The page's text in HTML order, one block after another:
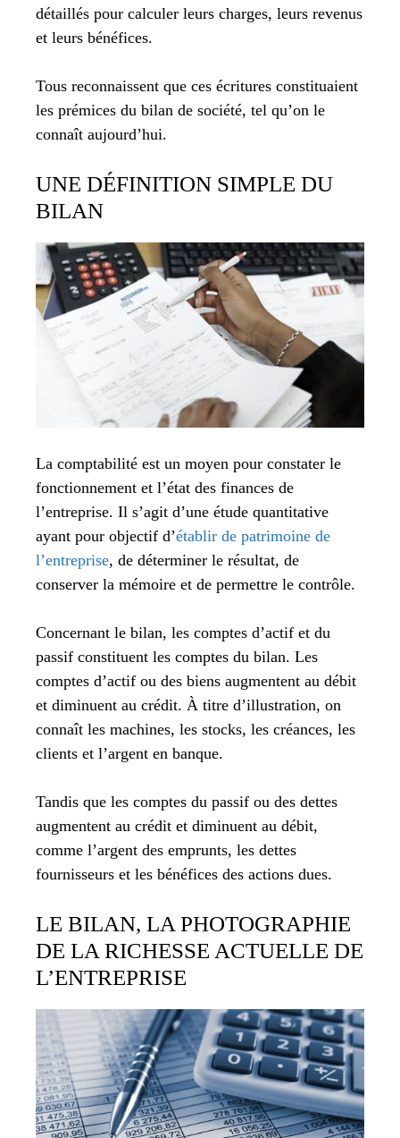
détaillés pour calculer leurs charges, leurs revenus
et leurs bénéfices.
Tous reconnaissent que ces écritures constituaient
les prémices du bilan de société, tel qu’on le
connaît aujourd’hui.
UNE DÉFINITION SIMPLE DU
BILAN
La comptabilité est un moyen pour constater le
fonctionnement et l’état des finances de
l’entreprise. Il s’agit d’une étude quantitative
ayant pour objectif d’établir de patrimoine de
l’entreprise, de déterminer le résultat, de
conserver la mémoire et de permettre le contrôle.
Concernant le bilan, les comptes d’actif et du
passif constituent les comptes du bilan. Les
comptes d’actif ou des biens augmentent au débit
et diminuent au crédit. À titre d’illustration, on
connaît les machines, les stocks, les créances, les
clients et l’argent en banque.
Tandis que les comptes du passif ou des dettes
augmentent au crédit et diminuent au débit,
comme l’argent des emprunts, les dettes
fournisseurs et les bénéfices des actions dues.
LE BILAN, LA PHOTOGRAPHIE
DE LA RICHESSE ACTUELLE DE
L’ENTREPRISE